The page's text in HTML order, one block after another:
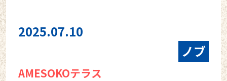
2025.07.10
ノブ
AMESOKOテラス